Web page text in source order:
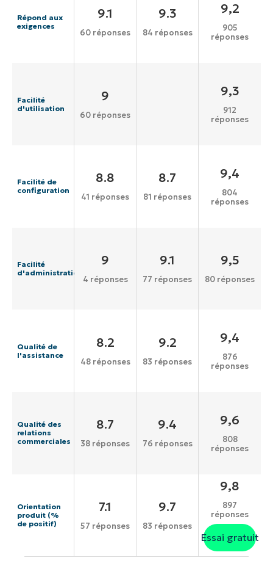
Répond aux
exigences
9.1
60 réponses
9.3
84 réponses
9,2
905
réponses
Facilité
d'utilisation
9
60 réponses
9,3
912
réponses
Facilité de
configuration
8.8
41 réponses
8.7
81 réponses
9,4
804
réponses
Facilité
d'administration
9
4 réponses
9.1
77 réponses
9,5
80 réponses
Qualité de
l'assistance
8.2
48 réponses
9.2
83 réponses
9,4
876
réponses
Qualité des
relations
commerciales
8.7
38 réponses
9.4
76 réponses
9,6
808
réponses
Orientation
produit (%
de positif)
7.1
57 réponses
9.7
83 réponses
9,8
897
réponses
Essai gratuit